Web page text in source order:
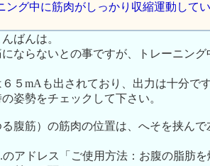
ング中に筋肉がしっかり収縮運動して
ばんは。
ならないとの事ですが、トレーニン
５mAも出されており、出力は十分で
姿勢をチェックして下さい。
腹筋）の筋肉の位置は、へそを挟ん
のアドレス「ご使用方法：お腹の脂肪